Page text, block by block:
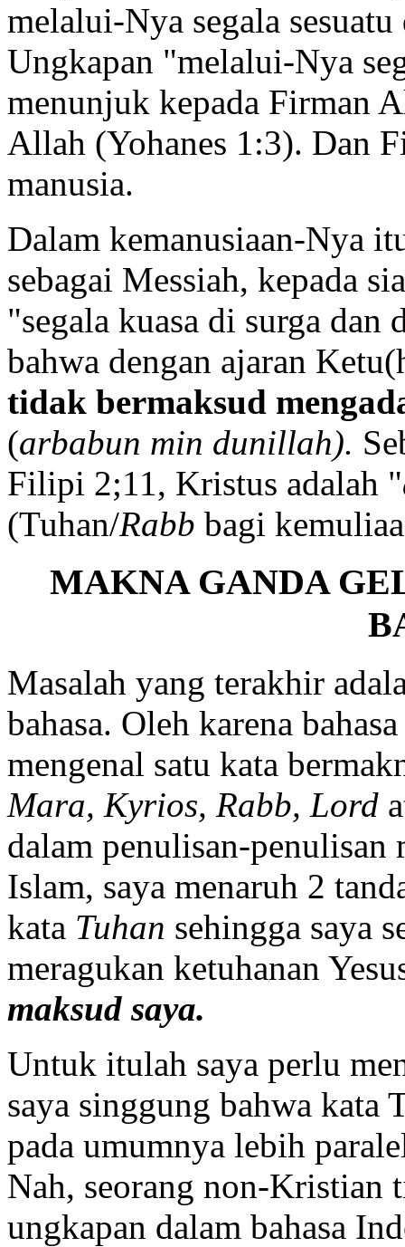
melalui-Nya segala
Ungkapan "melalui-Nya
menunjuk kepada Firman
Allah (Yohanes 1:3). Dan
manusia.
Dalam kemanusiaan-Nya
sebagai Messiah, kepada
"segala kuasa di surga
bahwa dengan ajaran
tidak bermaksud
(arbabun min dunillah).
Filipi 2;11, Kristus adalah "
(Tuhan/Rabb bagi
MAKNA GANDA
Masalah yang terakhir
bahasa. Oleh karena
mengenal satu kata
Mara, Kyrios, Rabb, Lord
dalam penulisan-penulisan
Islam, saya menaruh 2
kata Tuhan sehingga saya
meragukan ketuhanan
maksud saya.
Untuk itulah saya perlu
saya singgung bahwa kata
pada umumnya lebih
Nah, seorang non-Kristian
ungkapan dalam bahasa